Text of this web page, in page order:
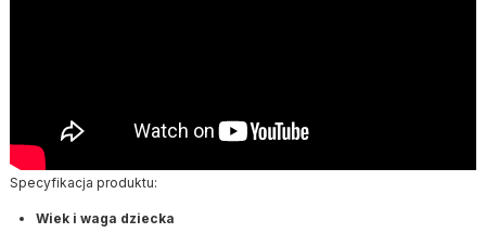
Specyfikacja produktu:
Wiek i waga dziecka